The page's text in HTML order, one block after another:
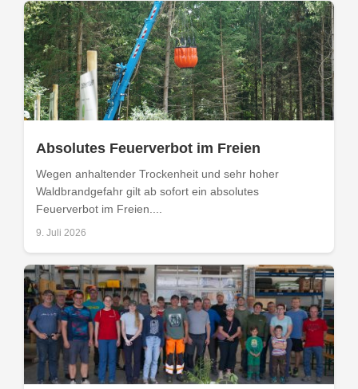
Absolutes Feuerverbot im Freien
Wegen anhaltender Trockenheit und sehr hoher
Waldbrandgefahr gilt ab sofort ein absolutes
Feuerverbot im Freien....
9. Juli 2026